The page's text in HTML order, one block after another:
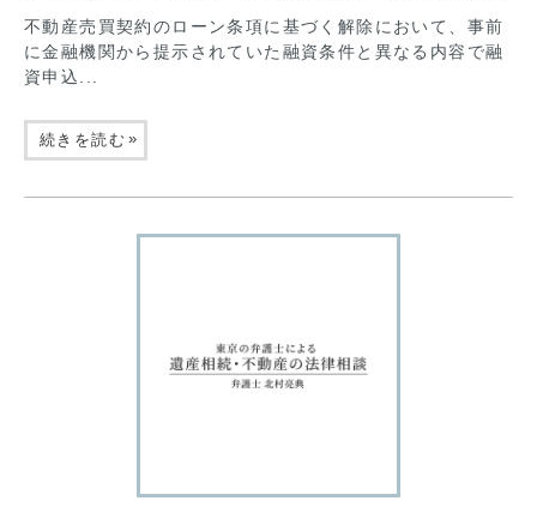
不動産売買契約のローン条項に基づく解除において、事前
に金融機関から提示されていた融資条件と異なる内容で融
資申込...
続きを読む »